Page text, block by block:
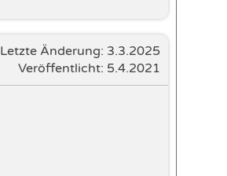
Letzte Änderung: 3.3.2025
Veröffentlicht: 5.4.2021